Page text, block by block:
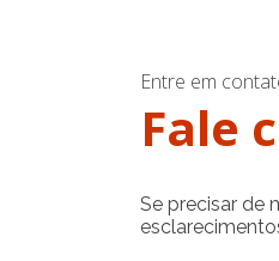
Entre em
Fale
Se precisar de